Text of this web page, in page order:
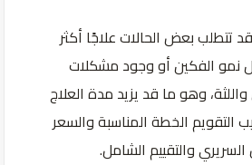
تتطلب بعض الحالات علاجًا أكثر
نمو الفكين أو وجود مشكلات
وهو ما قد يزيد مدة العلاج
التقويم الخطة المناسبة والسعر
والتقييم الشامل.